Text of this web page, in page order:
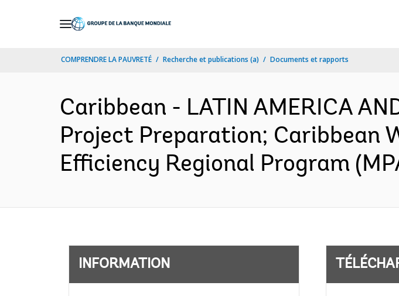
COMPRENDRE LA PAUVRETÉ Recherche et publications (a) Documents et rapports
Caribbean - LATIN AMERICA
Project Preparation; Caribbean
Efficiency Regional Program
INFORMATION